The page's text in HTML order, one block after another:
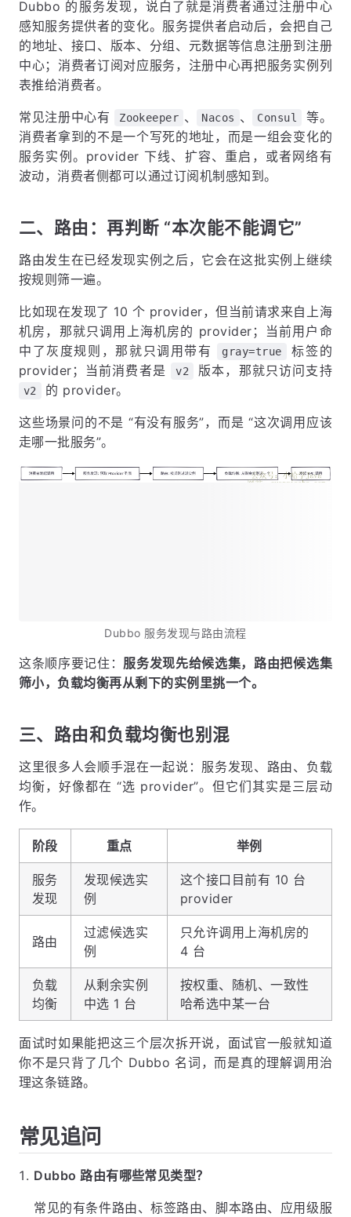
Dubbo 的服务发现，说白了就是消费者通过注册中心
感知服务提供者的变化。服务提供者启动后，会把自己
的地址、接口、版本、分组、元数据等信息注册到注册
中心；消费者订阅对应服务，注册中心再把服务实例列
表推给消费者。
常见注册中心有 Zookeeper 、 Nacos 、 Consul
等。
消费者拿到的不是一个写死的地址，而是一组会变化的
服务实例。provider 下线、扩容、重启，或者网络有
波动，消费者侧都可以通过订阅机制感知到。
二、路由：再判断 “本次能不能调它”
路由发生在已经发现实例之后，它会在这批实例上继续
按规则筛一遍。
比如现在发现了 10 个 provider，但当前请求来自上海
机房，那就只调用上海机房的 provider；当前用户命
中了灰度规则，那就只调用带有
gray=true
标签的
provider；当前消费者是
v2 版本，那就只访问支持
v2 的 provider。
这些场景问的不是 “有没有服务”，而是 “这次调用应该
走哪一批服务”。
Dubbo 服务发现与路由流程
这条顺序要记住： 服务发现先给候选集，路由把候选集
筛小，负载均衡再从剩下的实例里挑一个。
三、路由和负载均衡也别混
这里很多人会顺手混在一起说：服务发现、路由、负载
均衡，好像都在 “选 provider”。但它们其实是三层动
作。
阶段 重点 举例
服务
发现
发现候选实
例
这个接口目前有 10 台
provider
路由
过滤候选实
例
只允许调用上海机房的
4 台
负载
均衡
从剩余实例
中选 1 台
按权重、随机、一致性
哈希选中某一台
面试时如果能把这三个层次拆开说，面试官一般就知道
你不是只背了几个 Dubbo 名词，而是真的理解调用治
理这条链路。
常见追问
Dubbo 路由有哪些常见类型？
常见的有条件路由、标签路由、脚本路由、应用级服